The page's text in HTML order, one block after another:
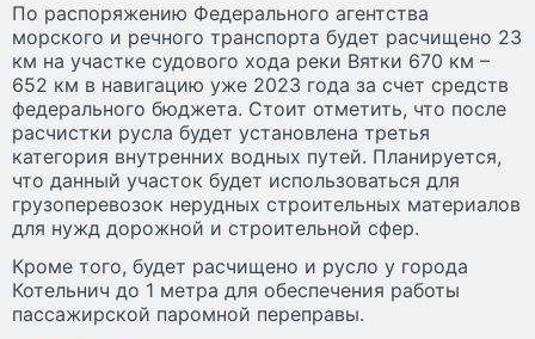
По распоряжению Федерального агентства
морского и речного транспорта будет расчищено 23
км на участке судового хода реки Вятки 670 км –
652 км в навигацию уже 2023 года за счет средств
федерального бюджета. Стоит отметить, что после
расчистки русла будет установлена третья
категория внутренних водных путей. Планируется,
что данный участок будет использоваться для
грузоперевозок нерудных строительных материалов
для нужд дорожной и строительной сфер.
Кроме того, будет расчищено и русло у города
Котельнич до 1 метра для обеспечения работы
пассажирской паромной переправы.